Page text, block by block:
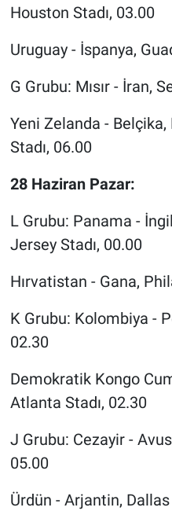
Houston Stadı, 03.00
Uruguay - İspanya,
G Grubu: Mısır - İran,
Yeni Zelanda -
Stadı, 06.00
28 Haziran Pazar:
L Grubu: Panama -
Jersey Stadı, 00.00
Hırvatistan - Gana,
K Grubu: Kolombiya -
02.30
Demokratik Kongo
Atlanta Stadı, 02.30
J Grubu: Cezayir -
05.00
Ürdün - Arjantin, Dallas